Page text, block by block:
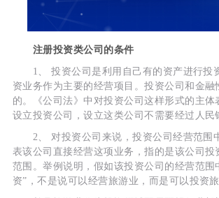
注册投资类公司的条件
1、 投资公司是利用自己有的资产进行投
资业务作为主要的经营项目。投资公司和金融
的。《公司法》中对投资公司这样形式的主体
设立投资公司，设立这类公司不需要经过人民
2、 对投资公司来说，投资公司经营范围
表该公司直接经营这项业务，指的是该公司投
范围。举例说明，假如该投资公司的经营范围
资”，不是说可以经营旅游业，而是可以投资旅